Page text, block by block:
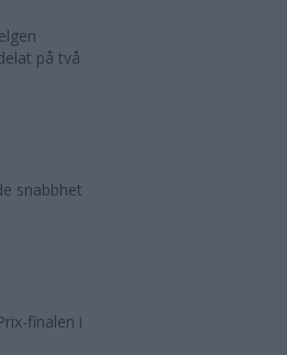
på två
snabbhet
finalen i